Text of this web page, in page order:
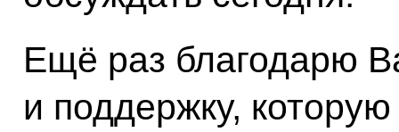
Ещё раз благодарю
и поддержку,